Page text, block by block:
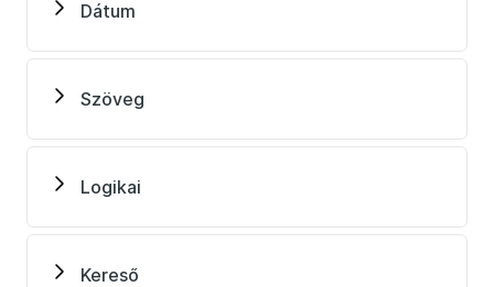
Dátum
Szöveg
Logikai
Kereső